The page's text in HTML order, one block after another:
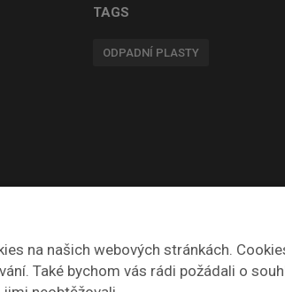
na našich webových stránkách.
Také bychom vás rádi požádali o
TAGS
ODPADNÍ PLASTY